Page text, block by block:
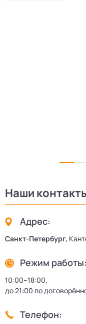
Наши
Адрес:
Санкт-Петербург,
Режим работы:
10:00–18:00,
до 21:00 по
Телефон: